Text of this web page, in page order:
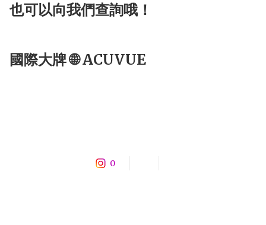
也可以向我們查詢哦！
國際大牌 🌐 ACUVUE
0